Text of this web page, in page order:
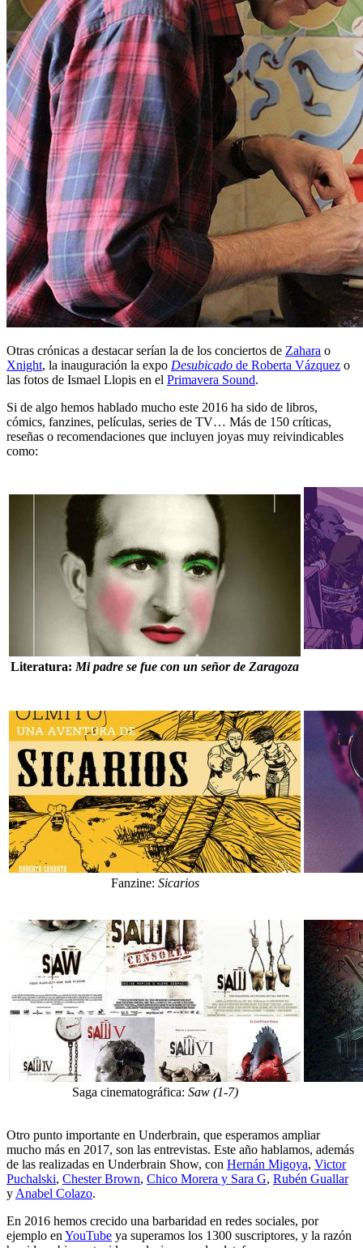
Otras crónicas a destacar serían la de los conciertos de Zahara o
Xnight, la inauguración la expo Desubicado de Roberta Vázquez o
las fotos de Ismael Llopis en el Primavera Sound.
Si de algo hemos hablado mucho este 2016 ha sido de libros,
cómics, fanzines, películas, series de TV… Más de 150 críticas,
reseñas o recomendaciones que incluyen joyas muy reivindicables
como:
Literatura: Mi padre se fue con un señor de Zaragoza
Fanzine: Sicarios
Saga cinematográfica: Saw (1-7)
Otro punto importante en Underbrain, que esperamos ampliar
mucho más en 2017, son las entrevistas. Este año hablamos, además
de las realizadas en Underbrain Show, con Hernán Migoya, Victor
Puchalski, Chester Brown, Chico Morera y Sara G, Rubén Guallar
y Anabel Colazo.
En 2016 hemos crecido una barbaridad en redes sociales, por
ejemplo en YouTube ya superamos los 1300 suscriptores, y la razón